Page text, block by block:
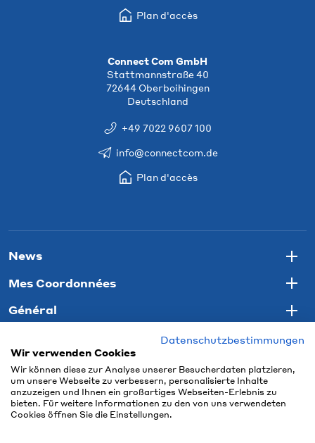
Plan d'accès
Connect Com GmbH
Stattmannstraße 40
72644 Oberboihingen
Deutschland
+49 7022 9607 100
info@connectcom.de
Plan d'accès
News
Mes Coordonnées
Général
Datenschutzbestimmungen
Wir verwenden Cookies
Wir können diese zur Analyse unserer Besucherdaten platzieren,
um unsere Webseite zu verbessern, personalisierte Inhalte
anzuzeigen und Ihnen ein großartiges Webseiten-Erlebnis zu
bieten. Für weitere Informationen zu den von uns verwendeten
Cookies öffnen Sie die Einstellungen.